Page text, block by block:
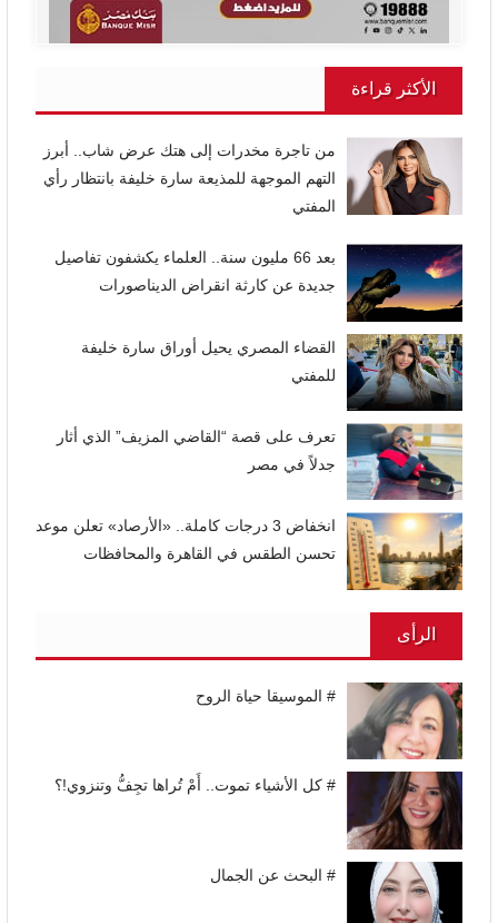
الأكثر قراءة
من تاجرة مخدرات إلى هتك عرض شاب.. أبرز
التهم الموجهة للمذيعة سارة خليفة بانتظار رأي
المفتي
بعد 66 مليون سنة.. العلماء يكشفون تفاصيل
جديدة عن كارثة انقراض الديناصورات
القضاء المصري يحيل أوراق سارة خليفة
للمفتي
تعرف على قصة “القاضي المزيف” الذي أثار
جدلاً في مصر
انخفاض 3 درجات كاملة.. «الأرصاد» تعلن موعد
تحسن الطقس في القاهرة والمحافظات
الرأى
# الموسيقا حياة الروح
# كل الأشياء تموت.. أَمْ تُراها تجِفُّ وتنزوي!؟
# البحث عن الجمال